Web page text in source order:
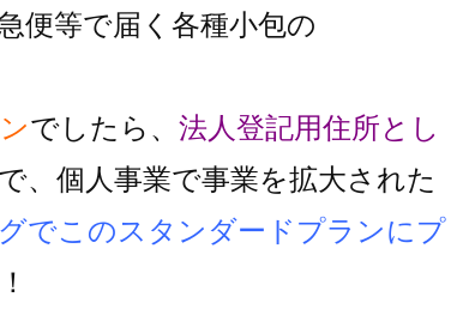
便等で届く各種小包の
でしたら、 法人登記用住所とし
、個人事業で事業を拡大された
でこのスタンダードプランにプ